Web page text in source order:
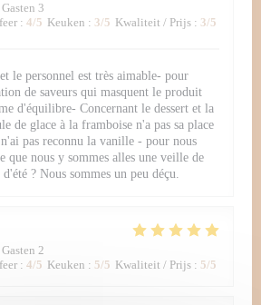
3
: 4/5 Keuken : 3/5 Kwaliteit / Prijs : 3/5
le personnel est très aimable- pour
de saveurs qui masquent le produit
d'équilibre- Concernant le dessert et la
de glace à la framboise n'a pas sa place
n'ai pas reconnu la vanille - pour nous
que nous y sommes alles une veille de
? Nous sommes un peu déçu.
2
: 4/5 Keuken : 5/5 Kwaliteit / Prijs : 5/5